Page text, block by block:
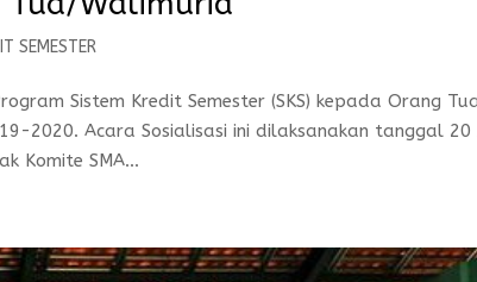
SEMESTER
Sistem Kredit Semester (SKS) kepada Orang
2020. Acara Sosialisasi ini dilaksanakan tanggal 20
Komite SMA...